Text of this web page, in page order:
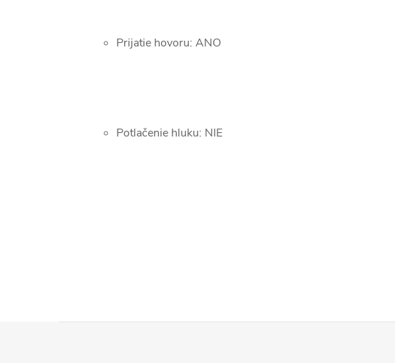
Prijatie hovoru: ANO
Potlačenie hluku: NIE